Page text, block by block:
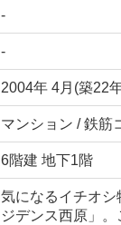
-
-
2004年 4月(築22
マンション / 鉄筋
6階建 地下1階
気になるイチオシ
ジデンス西原」